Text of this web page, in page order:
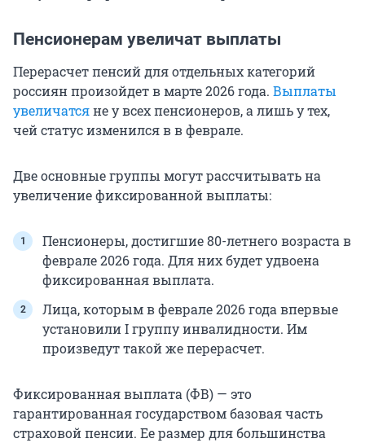
Пенсионерам увеличат выплаты
Перерасчет пенсий для отдельных категорий
россиян произойдет в марте 2026 года. Выплаты
увеличатсяне у всех пенсионеров, а лишь у тех,
чей статус изменился в в феврале.
Две основные группы могут рассчитывать на
увеличение фиксированной выплаты:
Пенсионеры, достигшие 80-летнего возраста в
феврале 2026 года. Для них будет удвоена
фиксированная выплата.
Лица, которым в феврале 2026 года впервые
установили I группу инвалидности. Им
произведут такой же перерасчет.
Фиксированная выплата (ФВ) — это
гарантированная государством базовая часть
страховой пенсии. Ее размер для большинства